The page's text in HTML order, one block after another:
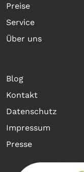
Preise
Service
Über uns
Blog
Kontakt
Datenschutz
Impressum
Presse